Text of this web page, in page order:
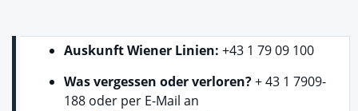
Auskunft Wiener Linien: +43 1 79 09 100
Was vergessen oder verloren?+ 43 1 7909-
188 oder per E-Mail an